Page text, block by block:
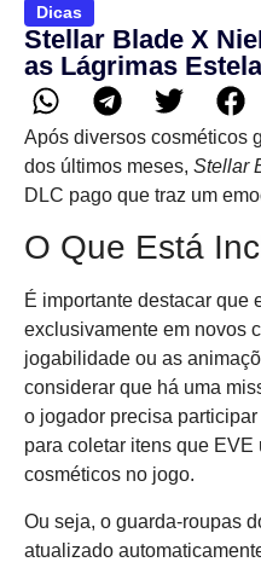
Dicas
Stellar Blade X
as Lágrimas
Após diversos cosméticos
dos últimos meses, Stellar
DLC pago que traz um
O Que Está
É importante destacar que
exclusivamente em novos
jogabilidade ou as
considerar que há uma
o jogador precisa participar
para coletar itens que
cosméticos no jogo.
Ou seja, o guarda-roupas
atualizado